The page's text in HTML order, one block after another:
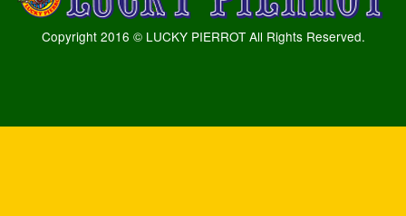
Copyright 2016 © LUCKY PIERROT All Rights Reserved.